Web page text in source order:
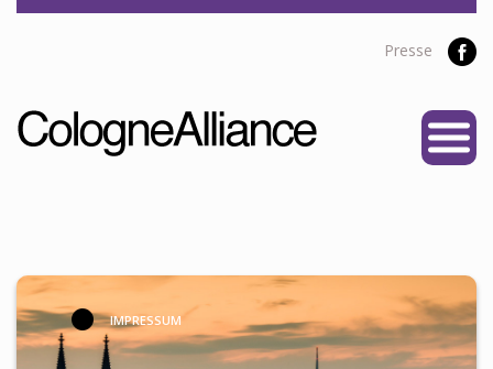
Presse
IMPRESSUM
START
Satzung
Partner